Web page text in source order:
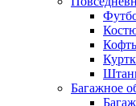
Багажное